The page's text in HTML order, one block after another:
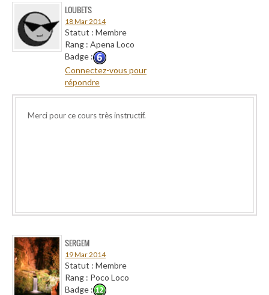
LOUBETS
18 Mar 2014
Statut : Membre
Rang : Apena Loco
Badge :
Connectez-vous pour
répondre
Merci pour ce cours très instructif.
SERGEM
19 Mar 2014
Statut : Membre
Rang : Poco Loco
Badge :